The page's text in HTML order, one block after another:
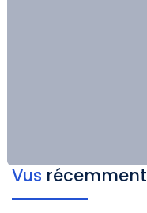
Vus récemment